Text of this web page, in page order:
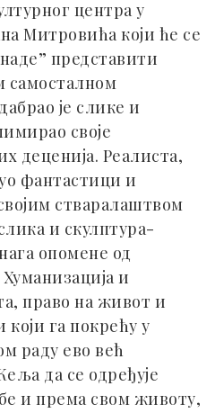
центра у
Митровића који ће се
представити
самосталном
је слике и
своје
деценија. Реалиста,
фантастици и
стваралаштвом
и скулптура-
опомене од
и
право на живот и
који га покрећу у
раду ево већ
да се одређује
и према свом животу,